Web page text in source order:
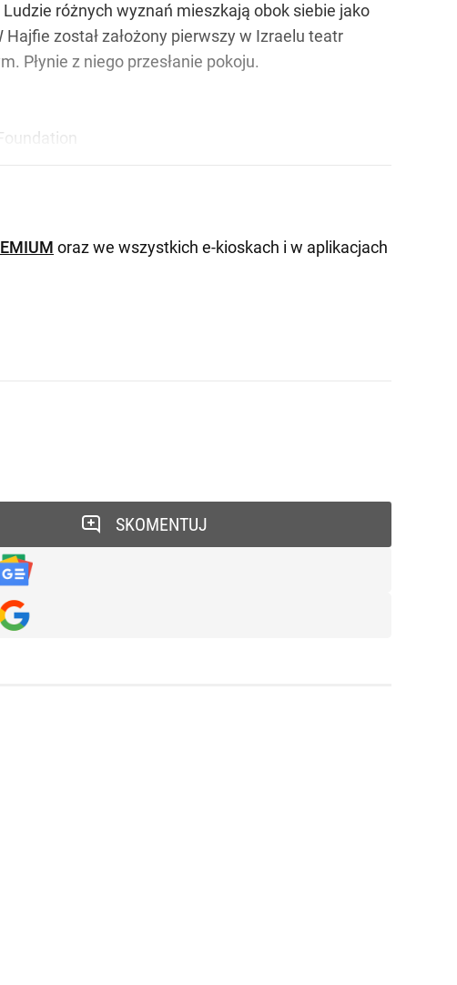
różnych wyznań mieszkają obok siebie jako
został założony pierwszy w Izraelu teatr
Płynie z niego przesłanie pokoju.
oraz we wszystkich e-kioskach i w aplikacjach
SKOMENTUJ